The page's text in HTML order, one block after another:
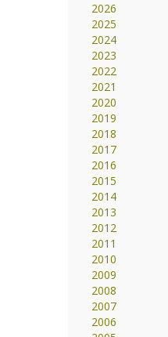
2026
2025
2024
2023
2022
2021
2020
2019
2018
2017
2016
2015
2014
2013
2012
2011
2010
2009
2008
2007
2006